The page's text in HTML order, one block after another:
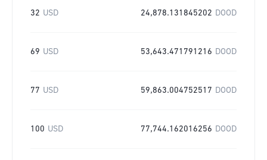
32 USD 24,878.131845202 DOOD
69 USD 53,643.471791216 DOOD
77 USD 59,863.004752517 DOOD
100 USD 77,744.162016256 DOOD